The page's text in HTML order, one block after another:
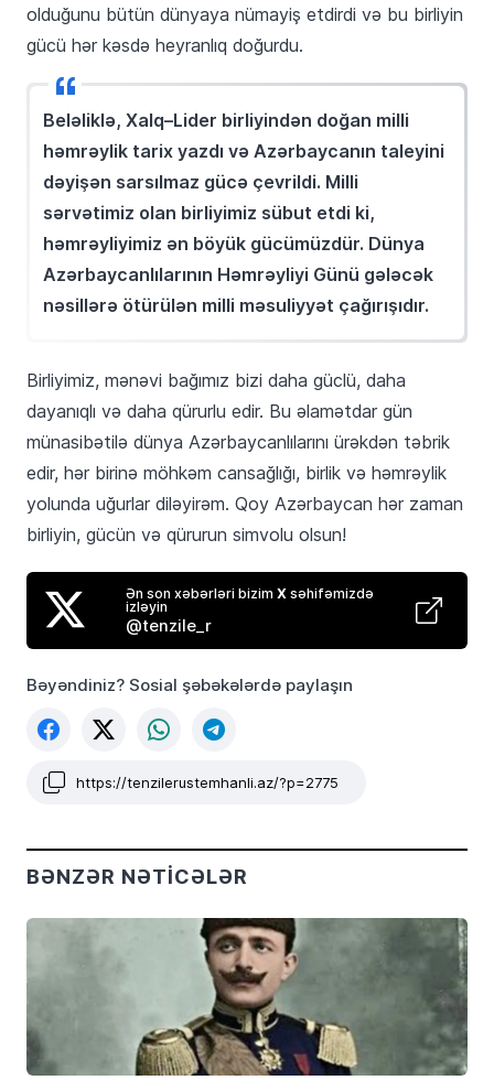
olduğunu bütün dünyaya nümayiş etdirdi və bu birliyin
gücü hər kəsdə heyranlıq doğurdu.
Beləliklə, Xalq–Lider birliyindən doğan milli
həmrəylik tarix yazdı və Azərbaycanın taleyini
dəyişən sarsılmaz gücə çevrildi. Milli
sərvətimiz olan birliyimiz sübut etdi ki,
həmrəyliyimiz ən böyük gücümüzdür. Dünya
Azərbaycanlılarının Həmrəyliyi Günü gələcək
nəsillərə ötürülən milli məsuliyyət çağırışıdır.
Birliyimiz, mənəvi bağımız bizi daha güclü, daha
dayanıqlı və daha qürurlu edir. Bu əlamətdar gün
münasibətilə dünya Azərbaycanlılarını ürəkdən təbrik
edir, hər birinə möhkəm cansağlığı, birlik və həmrəylik
yolunda uğurlar diləyirəm. Qoy Azərbaycan hər zaman
birliyin, gücün və qürurun simvolu olsun!
Ən son xəbərləri bizim Xsəhifəmizdə
izləyin
@tenzile_r
Bəyəndiniz? Sosial şəbəkələrdə paylaşın
https://tenzilerustemhanli.az/?p=2775
BƏNZƏR NƏTICƏLƏR